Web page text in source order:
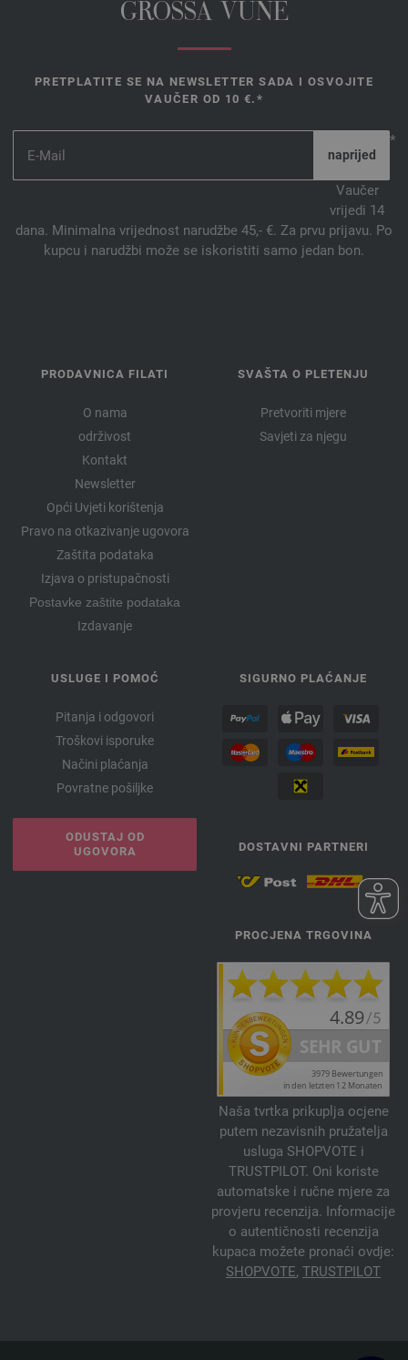
GROSSA VUNE
PRETPLATITE SE NA NEWSLETTER SADA I OSVOJITE
VAUČER OD 10 €.*
*
Vaučer
vrijedi 14
dana. Minimalna vrijednost narudžbe 45,- €. Za prvu prijavu. Po
kupcu i narudžbi može se iskoristiti samo jedan bon.
PRODAVNICA FILATI
O nama
održivost
Kontakt
Newsletter
Opći Uvjeti korištenja
Pravo na otkazivanje ugovora
Zaštita podataka
Izjava o pristupačnosti
Postavke zaštite podataka
Izdavanje
SVAŠTA O PLETENJU
Pretvoriti mjere
Savjeti za njegu
USLUGE I POMOĆ
Pitanja i odgovori
Troškovi isporuke
Načini plaćanja
Povratne pošiljke
ODUSTAJ OD
UGOVORA
SIGURNO PLAĆANJE
DOSTAVNI PARTNERI
PROCJENA TRGOVINA
Naša tvrtka prikuplja ocjene
putem nezavisnih pružatelja
usluga SHOPVOTE i
TRUSTPILOT. Oni koriste
automatske i ručne mjere za
provjeru recenzija. Informacije
o autentičnosti recenzija
kupaca možete pronaći ovdje:
SHOPVOTE, TRUSTPILOT